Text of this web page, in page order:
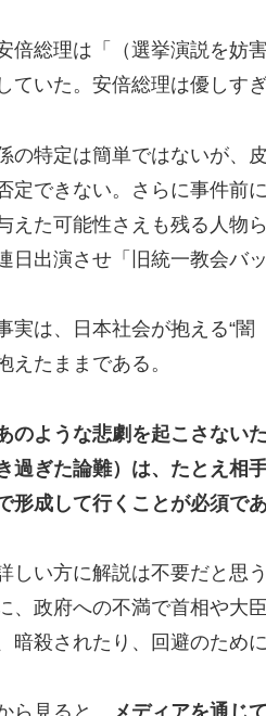
倍総理は「（選挙演説を妨
ていた。安倍総理は優しす
の特定は簡単ではないが、
定できない。さらに事件前
えた可能性さえも残る人物
日出演させ「旧統一教会バ
実は、日本社会が抱える“
えたままである。
のような悲劇を起こさない
過ぎた論難）は、たとえ相
形成して行くことが必須であ
しい方に解説は不要だと思
、政府への不満で首相や大
暗殺されたり、回避のため